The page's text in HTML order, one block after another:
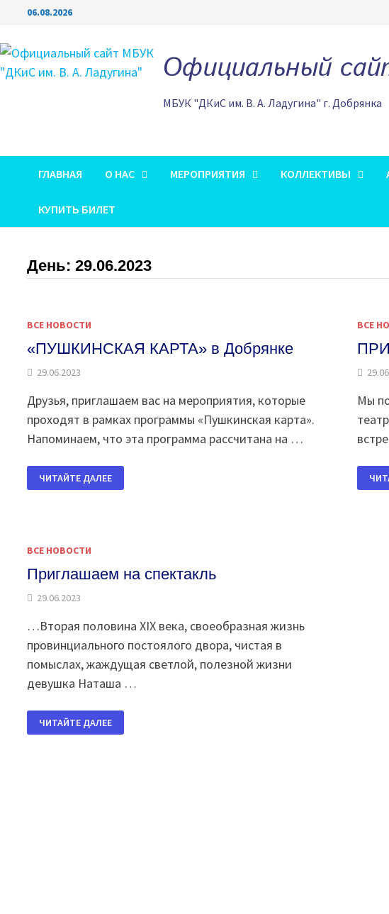
Перейти
содержимому
06.08.2026
Официальный
МБУК "ДКиС им. В. А. Ладугина" г. Добрянка
ГЛАВНАЯ О НАС МЕРОПРИЯТИЯ КОЛЛЕКТИВЫ
КУПИТЬ БИЛЕТ
День:29.06.2023
ВСЕ НОВОСТИ
«ПУШКИНСКАЯ КАРТА» в Добрянке
29.06.2023
Друзья, приглашаем вас на мероприятия, которые
проходят в рамках программы «Пушкинская карта».
Напоминаем, что эта программа рассчитана на …
«ПУШКИНСКАЯ
КАРТА»
В
ЧИТАЙТЕ ДАЛЕЕ
ВСЕ
Мы
В
ВСЕ НОВОСТИ
Приглашаем на спектакль
29.06.2023
…Вторая половина XIX века, своеобразная жизнь
провинциального постоялого двора, чистая в
помыслах, жаждущая светлой, полезной жизни
девушка Наташа …
ПРИГЛАШАЕМ
НА
СПЕКТАКЛЬ
ЧИТАЙТЕ ДАЛЕЕ